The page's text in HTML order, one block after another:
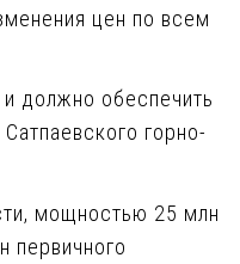
цен по всем
должно обеспечить
горно-
мощностью 25 млн
первичного